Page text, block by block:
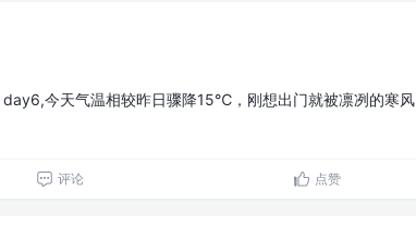
day6,今天气温相较昨日骤降15℃，刚想出门就被凛冽的寒风
评论 点赞